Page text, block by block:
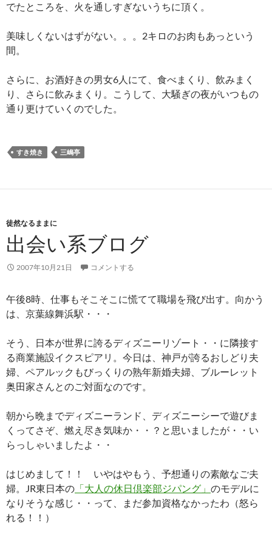
でたところを、火を通しすぎないうちに頂く。
美味しくないはずがない。。。2キロのお肉もあっという
間。
さらに、お酒好きの男女6人にて、食べまくり、飲みまく
り、さらに飲みまくり。こうして、大騒ぎの夜がいつもの
通り更けていくのでした。
すき焼き 三嶋亭
徒然なるままに
出会い系ブログ
2007年10月21日 コメントする
午後8時、仕事もそこそこに慌てて職場を飛び出す。向かう
は、京葉線舞浜駅・・・
そう、日本が世界に誇るディズニーリゾート・・に隣接す
る商業施設イクスピアリ。今日は、神戸が誇るおしどり夫
婦、ペアルックもびっくりの熟年新婚夫婦、ブルーレット
奥田家さんとのご対面なのです。
朝から晩までディズニーランド、ディズニーシーで遊びま
くってさぞ、燃え尽き気味か・・？と思いましたが・・い
らっしゃいましたよ・・
はじめまして！！ いやはやもう、予想通りの素敵なご夫
婦。JR東日本の 「大人の休日倶楽部ジパング」 のモデルに
なりそうな感じ・・って、まだ参加資格なかったわ（怒ら
れる！！）